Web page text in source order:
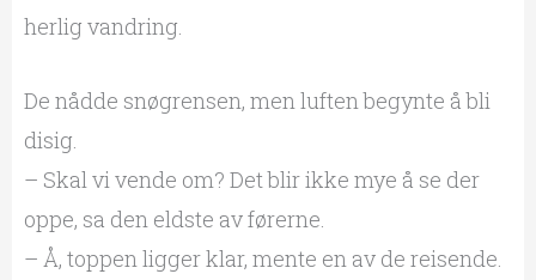
herlig vandring.
De nådde snøgrensen, men luften begynte å bli
disig.
– Skal vi vende om? Det blir ikke mye å se der
oppe, sa den eldste av førerne.
– Å, toppen ligger klar, mente en av de reisende.